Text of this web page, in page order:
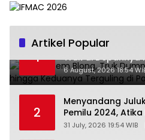
Artikel Popular
1
Diduga Rem
Truk di Depannya
Terguling di Patuk
6 August, 2026 18:54
2
Menyandang
Pemilu 2024,
Menjabat Sekretaris
31 July, 2026 19:54 WIB